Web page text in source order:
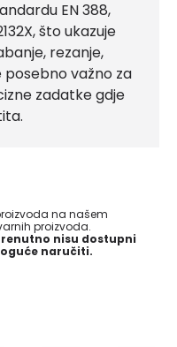
EN 388,
što ukazuje
rezanje,
posebno važno za
zadatke gdje
na našem
proizvoda.
nisu dostupni
naručiti.